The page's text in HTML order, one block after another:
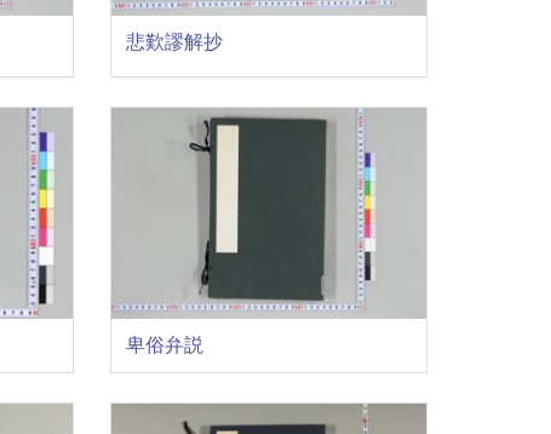
悲歎謬解抄
卑俗弁説